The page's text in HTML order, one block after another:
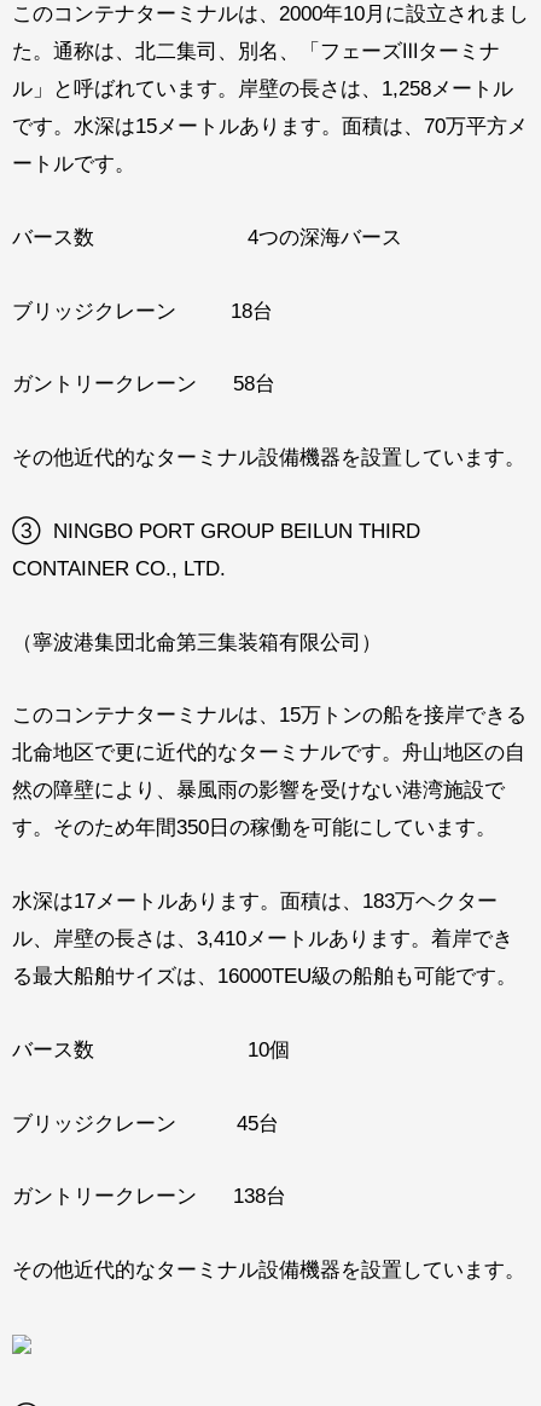
このコンテナターミナルは、2000年10月に設立されまし
た。通称は、北二集司、別名、「フェーズⅢターミナ
ル」と呼ばれています。岸壁の長さは、1,258メートル
です。水深は15メートルあります。面積は、70万平方メ
ートルです。
バース数 4つの深海バース
ブリッジクレーン 18台
ガントリークレーン 58台
その他近代的なターミナル設備機器を設置しています。
③ NINGBO PORT GROUP BEILUN THIRD
CONTAINER CO., LTD.
（寧波港集団北侖第三集装箱有限公司）
このコンテナターミナルは、15万トンの船を接岸できる
北侖地区で更に近代的なターミナルです。舟山地区の自
然の障壁により、暴風雨の影響を受けない港湾施設で
す。そのため年間350日の稼働を可能にしています。
水深は17メートルあります。面積は、183万ヘクター
ル、岸壁の長さは、3,410メートルあります。着岸でき
る最大船舶サイズは、16000TEU級の船舶も可能です。
バース数 10個
ブリッジクレーン 45台
ガントリークレーン 138台
その他近代的なターミナル設備機器を設置しています。